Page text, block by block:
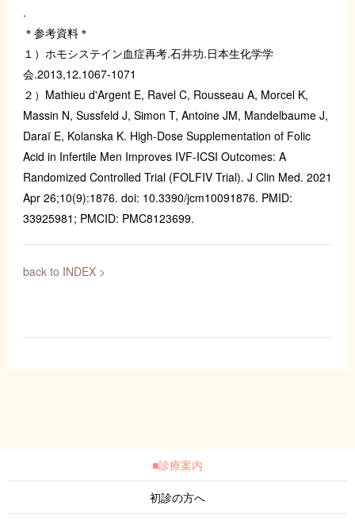
.
＊参考資料＊
１）ホモシステイン血症再考.石井功.日本生化学学
会.2013,12.1067-1071
２）Mathieu d'Argent E, Ravel C, Rousseau A, Morcel K,
Massin N, Sussfeld J, Simon T, Antoine JM, Mandelbaume J,
Daraï E, Kolanska K. High-Dose Supplementation of Folic
Acid in Infertile Men Improves IVF-ICSI Outcomes: A
Randomized Controlled Trial (FOLFIV Trial). J Clin Med. 2021
Apr 26;10(9):1876. doi: 10.3390/jcm10091876. PMID:
33925981; PMCID: PMC8123699.
back to INDEX >
■診療案内
初診の方へ